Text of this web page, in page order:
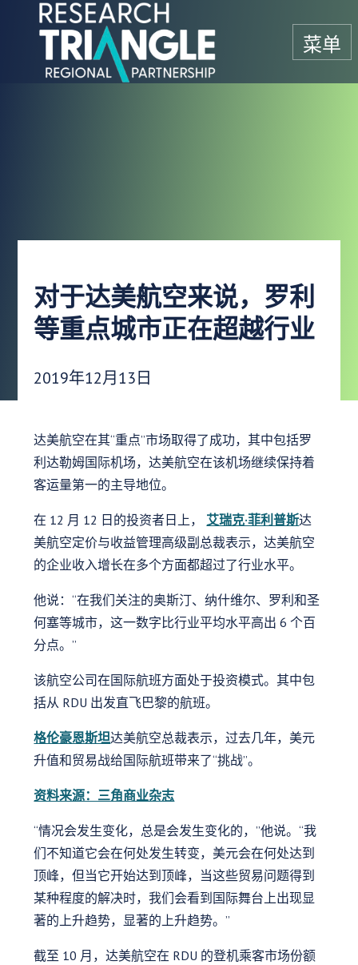
跳至内容
菜单
对于达美航空来说，罗利
等重点城市正在超越行业
发布日期：
2019年12月13日
达美航空在其“重点”市场取得了成功，其中包括罗
利达勒姆国际机场，达美航空在该机场继续保持着
客运量第一的主导地位。
在 12 月 12 日的投资者日上， 艾瑞克·菲利普斯达
美航空定价与收益管理高级副总裁表示，达美航空
的企业收入增长在多个方面都超过了行业水平。
他说：“在我们关注的奥斯汀、纳什维尔、罗利和圣
何塞等城市，这一数字比行业平均水平高出 6 个百
分点。”
该航空公司在国际航班方面处于投资模式。其中包
括从 RDU 出发直飞巴黎的航班。
格伦豪恩斯坦达美航空总裁表示，过去几年，美元
升值和贸易战给国际航班带来了“挑战”。
资料来源：三角商业杂志
“情况会发生变化，总是会发生变化的，”他说。“我
们不知道它会在何处发生转变，美元会在何处达到
顶峰，但当它开始达到顶峰，当这些贸易问题得到
某种程度的解决时，我们会看到国际舞台上出现显
著的上升趋势，显著的上升趋势。”
截至 10 月，达美航空在 RDU 的登机乘客市场份额